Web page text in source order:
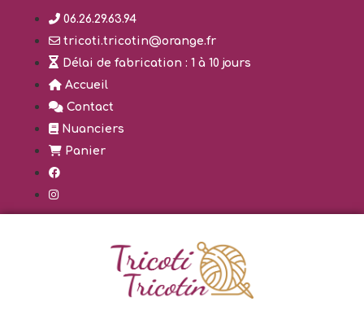
contenu
06.26.29.63.94
tricoti.tricotin@orange.fr
Délai de fabrication : 1 à 10 jours
Accueil
Contact
Nuanciers
Panier